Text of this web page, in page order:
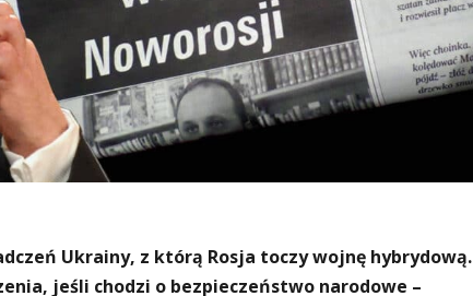
Ukrainy, z którą Rosja toczy wojnę hybrydową.
jeśli chodzi o bezpieczeństwo narodowe –